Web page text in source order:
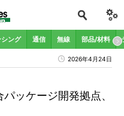
ング 通信 無線 部品/材料
2026年4月24日
ッケージ開発拠点、